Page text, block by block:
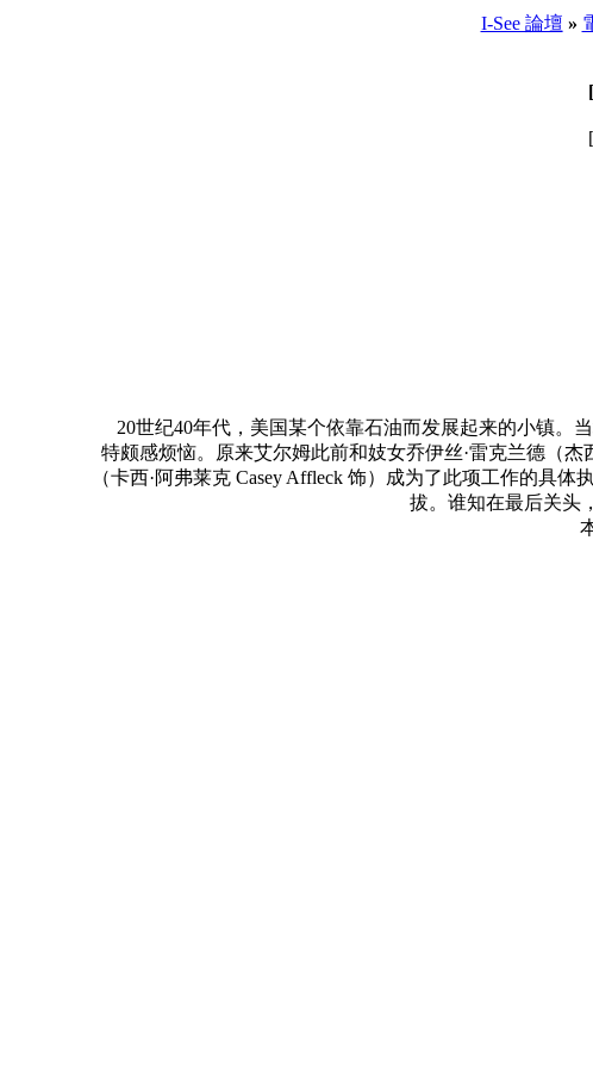
I-See 論壇 »
20世纪40年代，美国某个依靠石油而发展起来的小镇。
特颇感烦恼。原来艾尔姆此前和妓女乔伊丝·雷克兰德（
（卡西·阿弗莱克 Casey Affleck 饰）成为了此项工作的具
拔。谁知在最后关头
本